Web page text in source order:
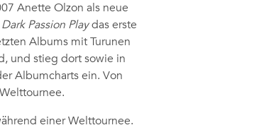
Anette Olzon als neue
Dark Passion Playdas erste
Albums mit Turunen
und stieg dort sowie in
Albumcharts ein. Von
einer Welttournee.